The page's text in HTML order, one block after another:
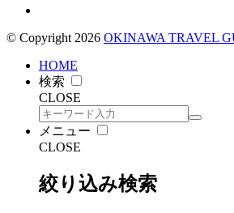
© Copyright 2026 OKINAWA TRAVEL
HOME
検索
CLOSE
メニュー
CLOSE
絞り込み検索